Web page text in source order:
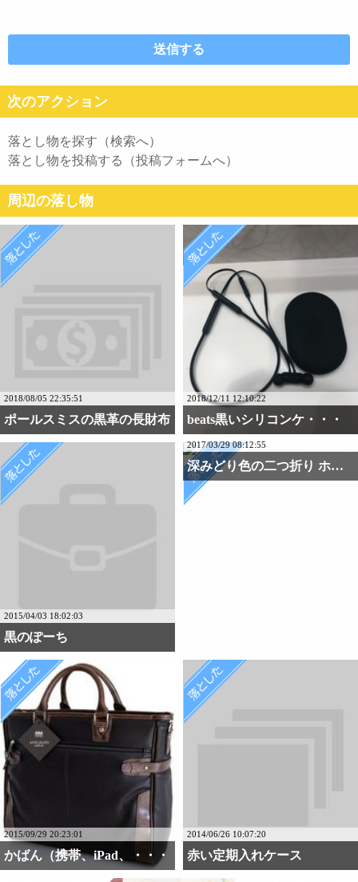
次のアクション
落とし物を探す（検索へ）
落とし物を投稿する（投稿フォームへ）
周辺の落し物
2018/08/05 22:35:51
ポールスミスの黒革の長財布
2018/12/11 12:10:22
beats黒いシリコンケ・・・
2015/04/03 18:02:03
黒のぽーち
2017/03/29 08:12:55
深みどり色の二つ折り ホ・・・
2015/09/29 20:23:01
かばん（携帯、iPad、・・・
2014/06/26 10:07:20
赤い定期入れケース